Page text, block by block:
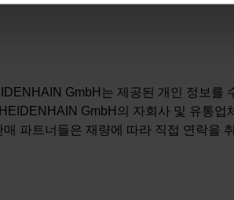
GmbH는 제공된 개인 정보를
GmbH의 자회사 및 유통업
파트너들은 재량에 따라 직접 연락을